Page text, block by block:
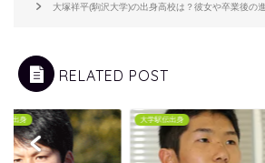
大塚祥平(駒沢大学)の出身高校は？彼女や卒業後の
RELATED POST
伝出身 大学駅伝出身